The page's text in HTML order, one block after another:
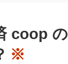
coop
※